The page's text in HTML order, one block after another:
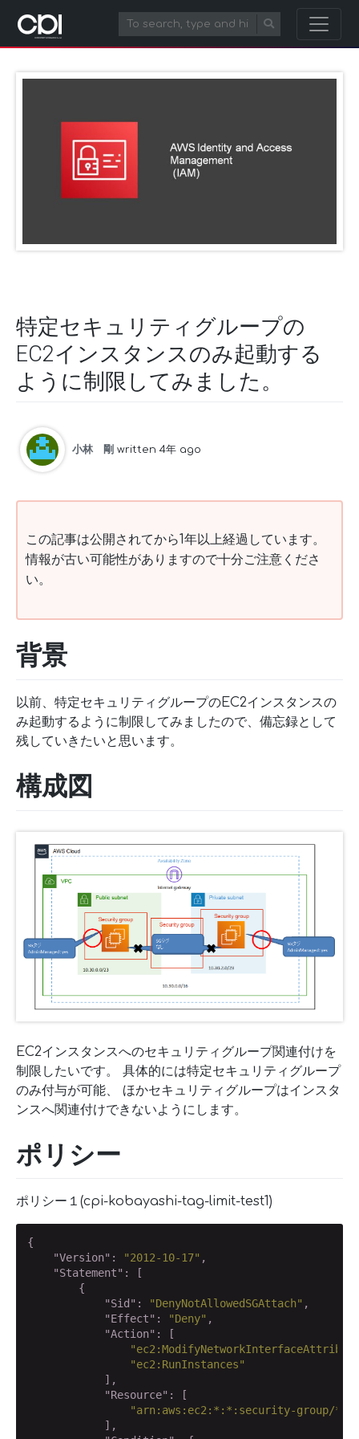
特定セキュリティグループの
EC2インスタンスのみ起動する
ように制限してみました。
小林 剛 written 4年 ago
この記事は公開されてから1年以上経過しています。
情報が古い可能性がありますので十分ご注意くださ
い。
背景
以前、特定セキュリティグループのEC2インスタンスの
み起動するように制限してみましたので、備忘録として
残していきたいと思います。
構成図
EC2インスタンスへのセキュリティグループ関連付けを
制限したいです。 具体的には特定セキュリティグループ
のみ付与が可能、 ほかセキュリティグループはインスタ
ンスへ関連付けできないようにします。
ポリシー
ポリシー１(cpi-kobayashi-tag-limit-test1)
{
"Version" : "2012-10-17" ,
"Statement" : [
        {
"Sid" : "DenyNotAllowedSGAttach" ,
"Effect" : "Deny" ,
"Action" : [
"ec2:RunInstances"
            ],
"Resource" : [
"arn:aws:ec2:*:*:security-group/*"
            ],